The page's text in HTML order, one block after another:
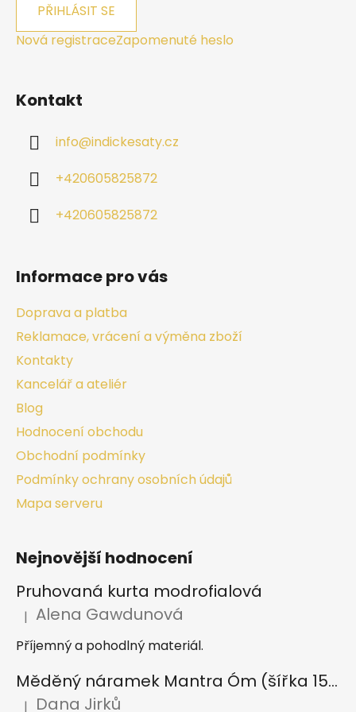
PŘIHLÁSIT SE
Nová registraceZapomenuté heslo
Kontakt
info@indickesaty.cz
+420605825872
+420605825872
Informace pro vás
Doprava a platba
Reklamace, vrácení a výměna zboží
Kontakty
Kancelář a ateliér
Blog
Hodnocení obchodu
Obchodní podmínky
Podmínky ochrany osobních údajů
Mapa serveru
Nejnovější hodnocení
Pruhovaná kurta modrofialová
Hodnocení produktu je 5 z 5 hvězdiček.
| Alena Gawdunová
Příjemný a pohodlný materiál.
Měděný náramek Mantra Óm (šířka 15 mm)
| Dana Jirků